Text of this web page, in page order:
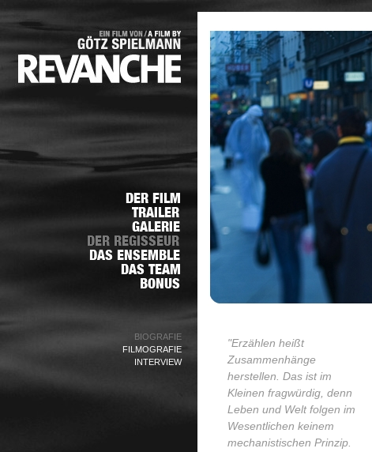
BIOGRAFIE
FILMOGRAFIE
INTERVIEW
"Erzählen heißt
Zusammenhänge
herstellen. Das ist im
Kleinen fragwürdig, denn
Leben und Welt folgen im
Wesentlichen keinem
mechanistischen Prinzip.